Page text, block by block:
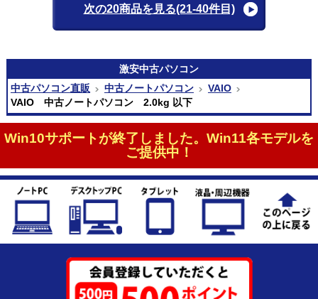
次の20商品を見る(21-40件目)
激安中古パソコン
中古パソコン直販
中古ノートパソコン
VAIO
VAIO 中古ノートパソコン 2.0kg 以下
Win10サポートが終了しました。Win11各モデルを
ご提供中！